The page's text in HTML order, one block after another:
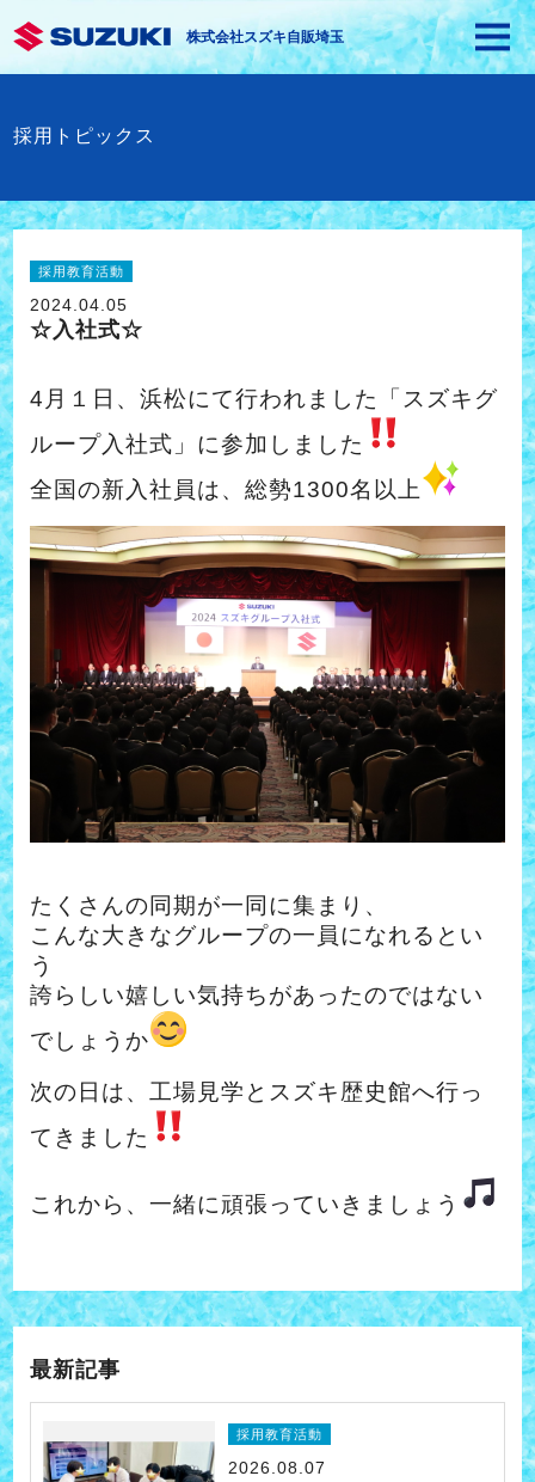
株式会社スズキ自販埼玉
採用トピックス
採用教育活動
2024.04.05
☆入社式☆
4月１日、浜松にて行われました「スズキグ
ループ入社式」に参加しました
全国の新入社員は、総勢1300名以上
たくさんの同期が一同に集まり、
こんな大きなグループの一員になれるとい
う
誇らしい嬉しい気持ちがあったのではない
でしょうか
次の日は、工場見学とスズキ歴史館へ行っ
てきました
これから、一緒に頑張っていきましょう
最新記事
採用教育活動
2026.08.07